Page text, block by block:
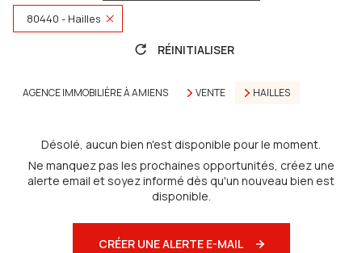
80440 - Hailles
RÉINITIALISER
AGENCE IMMOBILIÈRE À AMIENS VENTE HAILLES
Désolé, aucun bien n'est disponible pour le moment.
Ne manquez pas les prochaines opportunités, créez une
alerte email et soyez informé dès qu'un nouveau bien est
disponible.
CRÉER UNE ALERTE E-MAIL